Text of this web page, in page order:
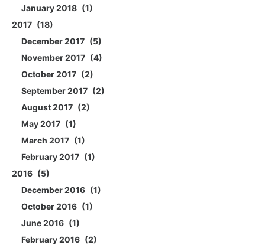
January 2018
1
2017
18
December 2017
5
November 2017
4
October 2017
2
September 2017
2
August 2017
2
May 2017
1
March 2017
1
February 2017
1
2016
5
December 2016
1
October 2016
1
June 2016
1
February 2016
2